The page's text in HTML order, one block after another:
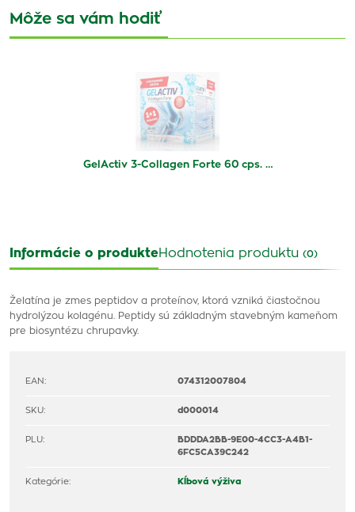
Môže sa vám hodiť
GelActiv 3-Collagen Forte 60 cps. …
Informácie o produkteHodnotenia produktu (0)
Želatína je zmes peptidov a proteínov, ktorá vzniká čiastočnou
hydrolýzou kolagénu. Peptidy sú základným stavebným kameňom
pre biosyntézu chrupavky.
EAN: 074312007804
SKU: d000014
PLU:
BDDDA2BB-9E00-4CC3-A4B1-
6FC5CA39C242
Kategórie: Kĺbová výživa